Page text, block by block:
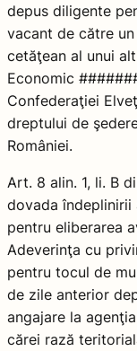
depus diligente
vacant de către
cetăţean al unui
Economic
Confederaţiei
dreptului de
României.
Art. 8 alin. 1, li. B
dovada îndeplinirii
pentru eliberarea
Adeverinţa cu
pentru tocul de
de zile anterior
angajare la
cărei rază